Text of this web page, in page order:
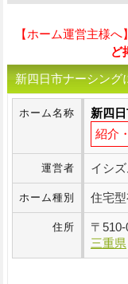
【ホーム運営主様へ
ど
新四日市ナーシング
ホーム名称
新四
紹介
運営者 イシ
ホーム種別 住宅
住所 〒 510-
三重県